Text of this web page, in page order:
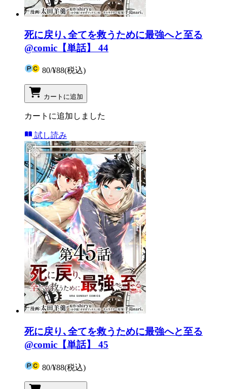
死に戻り､全てを救うために最強へと至る
@comic【単話】 44
80/¥88(税込)
カートに追加
カートに追加しました
試し読み
死に戻り､全てを救うために最強へと至る
@comic【単話】 45
80/¥88(税込)